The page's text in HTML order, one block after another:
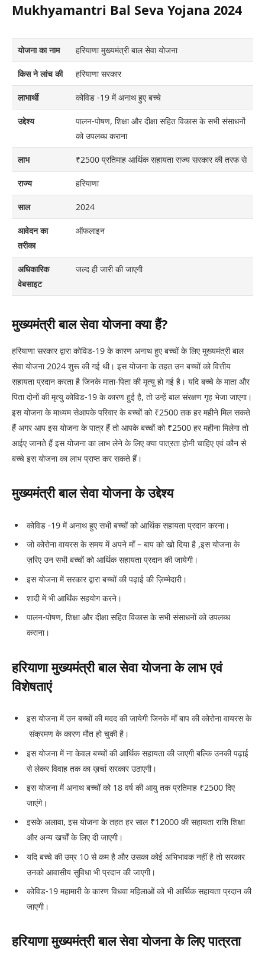
Mukhyamantri Bal Seva Yojana 2024
योजना का नाम हरियाणा मुख्यमंत्री बाल सेवा योजना
किस ने लांच की हरियाणा सरकार
लाभार्थी कोविड -19 में अनाथ हुए बच्चे
उद्देश्य
पालन-पोषण, शिक्षा और दीक्षा सहित विकास के सभी संसाधनों
को उपलब्ध कराना
लाभ ₹2500 प्रतिमाह आर्थिक सहायता राज्य सरकार की तरफ से
राज्य हरियाणा
साल 2024
आवेदन का
तरीका
ऑफलाइन
अधिकारिक
वेबसाइट
जल्द ही जारी की जाएगी
मुख्यमंत्री बाल सेवा योजना क्या हैं?
हरियाणा सरकार द्वारा कोविड-19 के कारण अनाथ हुए बच्चों के लिए मुख्यमंत्री बाल
सेवा योजना 2024 शुरू की गई थी। इस योजना के तहत उन बच्चों को वित्तीय
सहायता प्रदान करता है जिनके माता-पिता की मृत्यु हो गई है। यदि बच्चे के माता और
पिता दोनों की मृत्यु कोविड-19 के कारण हुई है, तो उन्हें बाल संरक्षण गृह भेजा जाएगा।
इस योजना के माध्यम सेआपके परिवार के बच्चों को ₹2500 तक हर महीने मिल सकते
हैं अगर आप इस योजना के पात्र हैं तो आपके बच्चों को ₹2500 हर महीना मिलेगा तो
आईए जानते हैं इस योजना का लाभ लेने के लिए क्या पात्रता होनी चाहिए एवं कौन से
बच्चे इस योजना का लाभ प्राप्त कर सकते हैं।
मुख्यमंत्री बाल सेवा योजना के उद्देश्य
कोविड -19 में अनाथ हुए सभी बच्चों को आर्थिक सहायता प्रदान करना।
जो कोरोना वायरस के समय में अपने माँ – बाप को खो दिया है ,इस योजना के
ज़रिए उन सभी बच्चों को आर्थिक सहायता प्रदान की जायेगी।
इस योजना में सरकार द्वारा बच्चों की पढ़ाई की ज़िम्मेदारी।
शादी में भी आर्थिंक सहयोग करने।
पालन-पोषण, शिक्षा और दीक्षा सहित विकास के सभी संसाधनों को उपलब्ध
कराना।
हरियाणा मुख्यमंत्री बाल सेवा योजना के लाभ एवं
विशेषताएं
इस योजना में उन बच्चों की मदद की जायेगी जिनके माँ बाप की कोरोना वायरस के
संक्रमण के कारण मौत हो चुकी है।
इस योजना में ना केवल बच्चों की आर्थिक सहायता की जाएगी बल्कि उनकी पढ़ाई
से लेकर विवाह तक का ख़र्चा सरकार उठाएगी।
इस योजना में अनाथ बच्चों को 18 वर्ष की आयु तक प्रतिमाह ₹2500 दिए
जाएंगे।
इसके अलावा, इस योजना के तहत हर साल ₹12000 की सहायता राशि शिक्षा
और अन्य खर्चों के लिए दी जाएगी।
यदि बच्चे की उम्र 10 से कम है और उसका कोई अभिभावक नहीं है तो सरकार
उनको आवासीय सुविधा भी प्रदान की जाएगी।
कोविड-19 महामारी के कारण विधवा महिलाओं को भी आर्थिक सहायता प्रदान की
जाएगी।
हरियाणा मुख्यमंत्री बाल सेवा योजना के लिए पात्रता